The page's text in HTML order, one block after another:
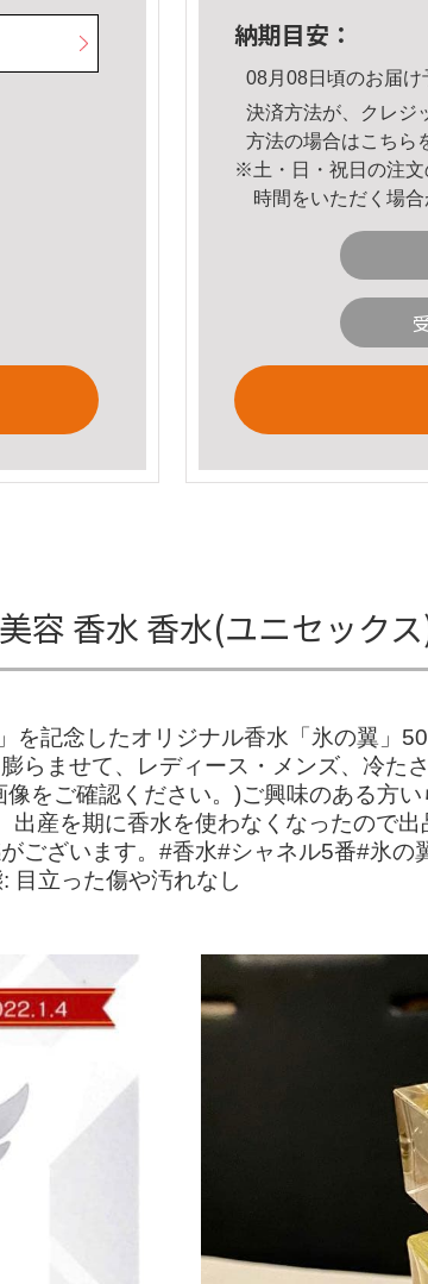
納期目安：
08月08日頃のお届け
決済方法が、クレジ
方法の場合はこちら
※土・日・祝日の注文
時間をいただく場合
香水 香水(ユニセック
を記念したオリジナル香水「氷の翼」
らませて、レディース・メンズ、冷た
をご確認ください。)ご興味のある方
産を期に香水を使わなくなったので
ございます。#香水#シャネル5番#氷
目立った傷や汚れなし